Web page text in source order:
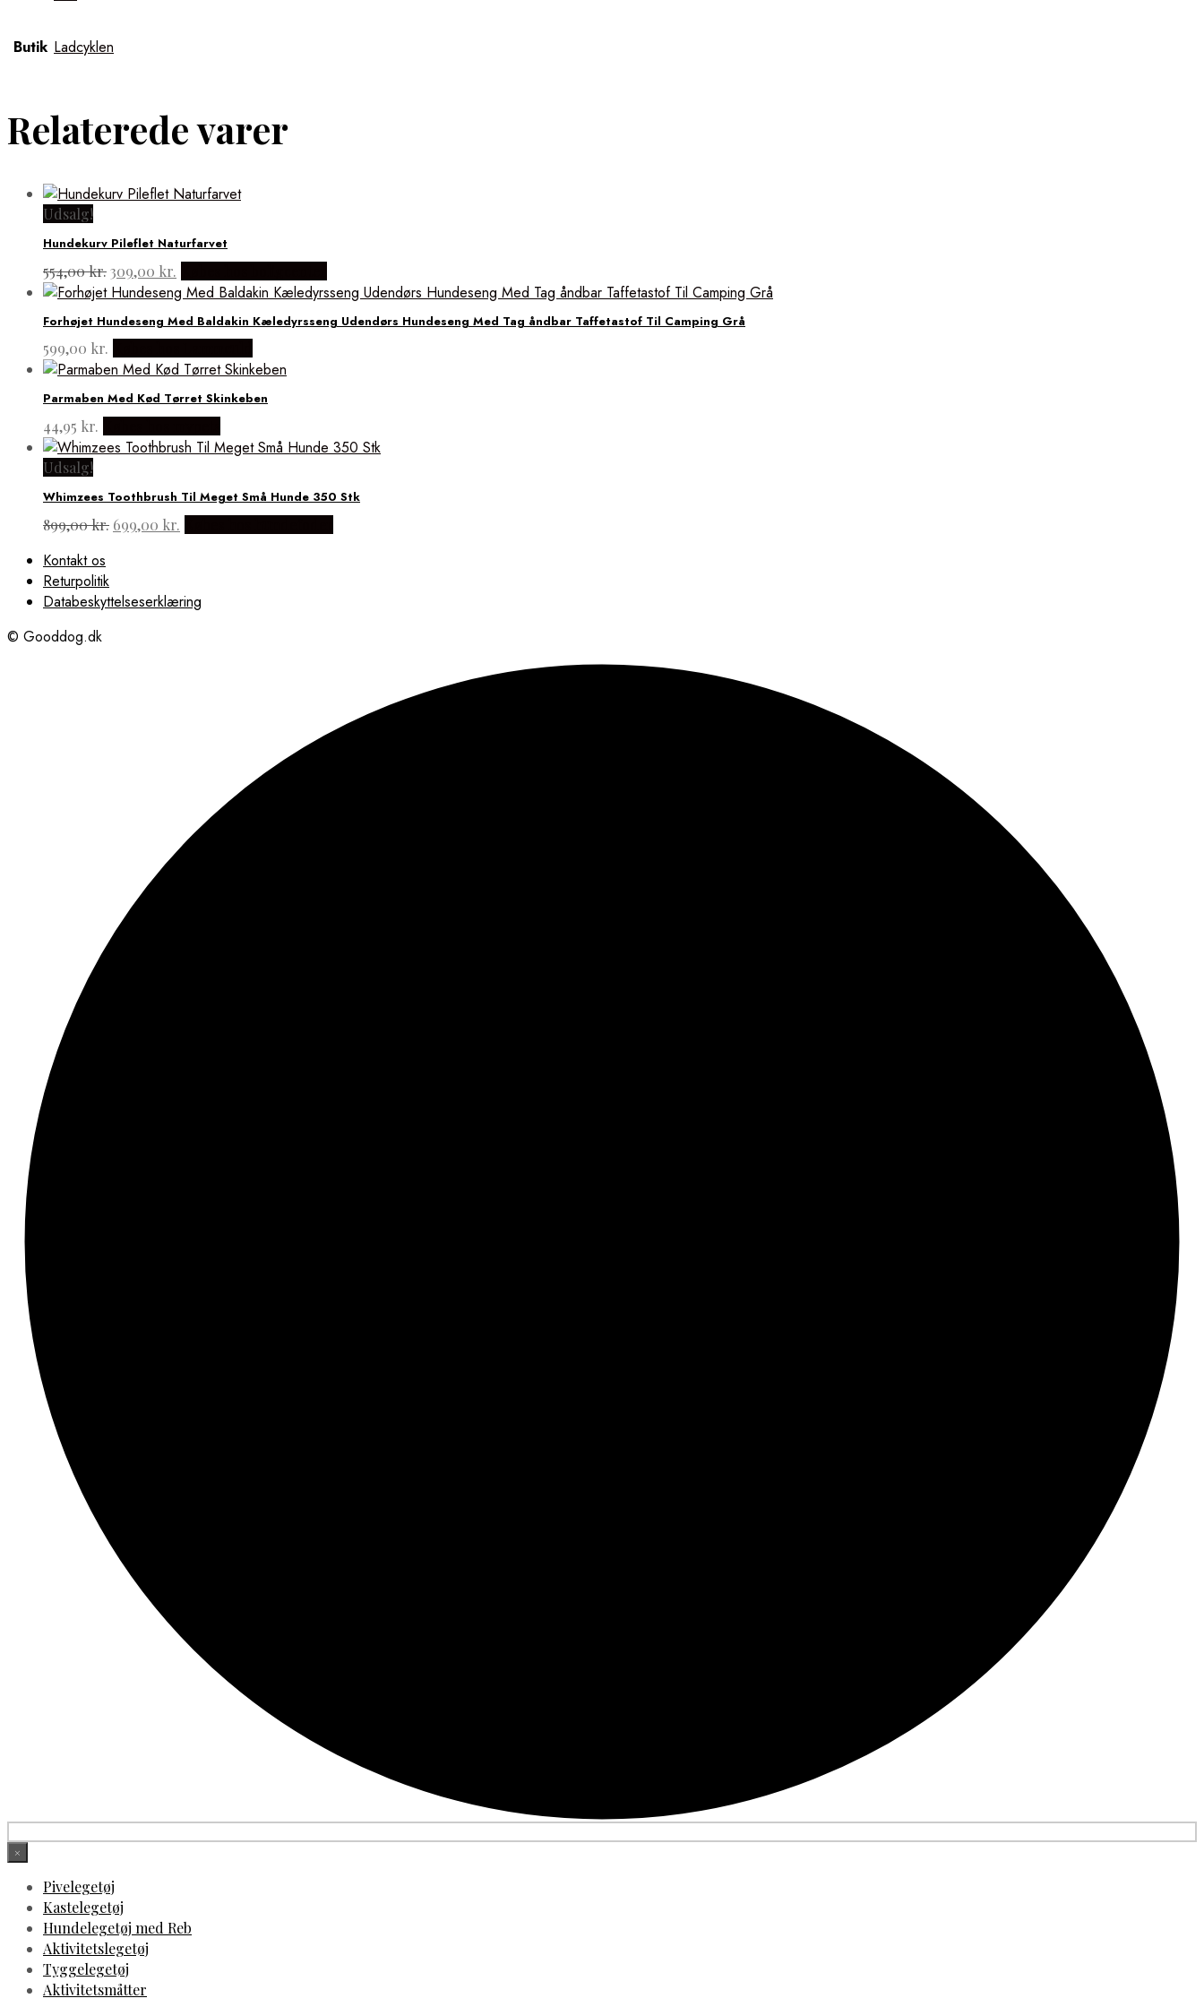
Butik Ladcyklen
Relaterede varer
Udsalg!
Hundekurv Pileflet Naturfarvet
554,00kr.Den
oprindelige
var:
554,00 kr..
309,00 kr.
aktuelle
pris
er:
309,00 kr..
Forhøjet Hundeseng Med Baldakin Kæledyrsseng Udendørs Hundeseng Med Tag åndbar Taffetastof Til Camping Grå
599,00 kr.
Parmaben Med Kød Tørret Skinkeben
44,95 kr.
Udsalg!
Whimzees Toothbrush Til Meget Små Hunde 350 Stk
899,00kr. Den
899,00 kr..
699,00 kr.
699,00 kr..
Kontakt os
Returpolitik
Databeskyttelseserklæring
© Gooddog.dk
×
Pivelegetøj
Kastelegetøj
Hundelegetøj med Reb
Aktivitetslegetøj
Tyggelegetøj
Aktivitetsmåtter